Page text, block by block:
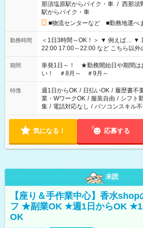
那須塩原駅からバイク・車 / 西那須
駅からバイク・車
■物流センターなど ■勤務地選べ
勤務時間
＜1日3時間～OK！＞ ▼ 例えば… ▼ 15:00～18:00 15:00～
22:00 17:00～22:00 など こちら以外の時間もお気軽にご相談く
ださい！
期間
単発1日～！ ★勤務開始日や期間は
い！ ＃8月～ ＃9月～
特徴 週1日からOK / 日払いOK / 履歴書不
業・WワークOK / 服装自由 / シフト
集 / 電話対応なし / パソコンスキル
気になる！ 応募する
未読
【座り＆手作業中心】香水shop
フ ★副業OK ★週1日からOK ★1
OK